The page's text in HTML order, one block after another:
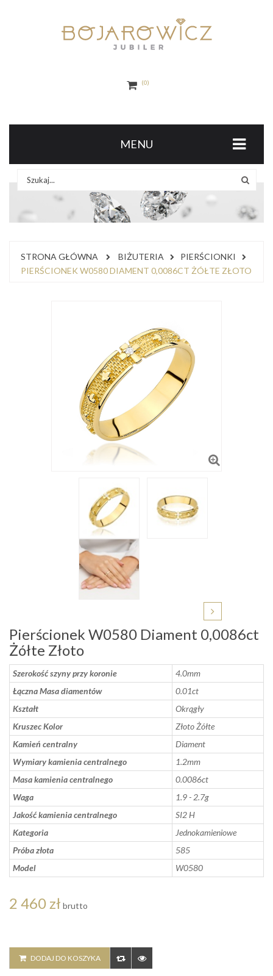
0
MENU
STRONA GŁÓWNA BIŻUTERIA
PIERŚCIONKI
PIERŚCIONEK W0580 DIAMENT 0,0086CT ŻÓŁTE ZŁOTO
Pierścionek W0580 Diament 0,0086ct
Żółte Złoto
Szerokość szyny przy koronie
4.0mm
Łączna Masa diamentów
0.01ct
Kształt
Okrągły
Kruszec Kolor
Złoto Żółte
Kamień centralny
Diament
Wymiary kamienia centralnego
1.2mm
Masa kamienia centralnego
0.0086ct
Waga
1.9 - 2.7g
Jakość kamienia centralnego
SI2 H
Kategoria
Jednokamieniowe
Próba złota
585
Model
W0580
2 460 zł brutto
DODAJ DO KOSZYKA